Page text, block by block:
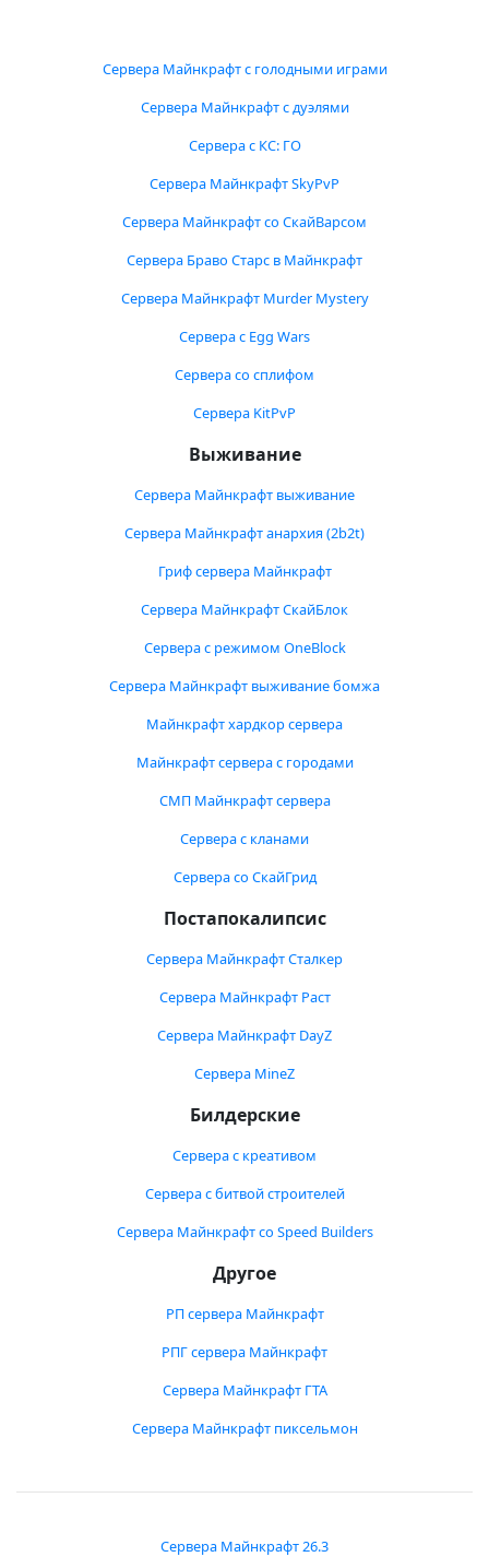
Сервера Майнкрафт с голодными играми
Сервера Майнкрафт с дуэлями
Сервера с КС: ГО
Сервера Майнкрафт SkyPvP
Сервера Майнкрафт со СкайВарсом
Сервера Браво Старс в Майнкрафт
Сервера Майнкрафт Murder Mystery
Сервера с Egg Wars
Сервера со сплифом
Сервера KitPvP
Выживание
Сервера Майнкрафт выживание
Сервера Майнкрафт анархия (2b2t)
Гриф сервера Майнкрафт
Сервера Майнкрафт СкайБлок
Сервера с режимом OneBlock
Сервера Майнкрафт выживание бомжа
Майнкрафт хардкор сервера
Майнкрафт сервера с городами
СМП Майнкрафт сервера
Сервера с кланами
Сервера со СкайГрид
Постапокалипсис
Сервера Майнкрафт Сталкер
Сервера Майнкрафт Раст
Сервера Майнкрафт DayZ
Сервера MineZ
Билдерские
Сервера с креативом
Сервера с битвой строителей
Сервера Майнкрафт со Speed Builders
Другое
РП сервера Майнкрафт
РПГ сервера Майнкрафт
Сервера Майнкрафт ГТА
Сервера Майнкрафт пиксельмон
Сервера Майнкрафт 26.3